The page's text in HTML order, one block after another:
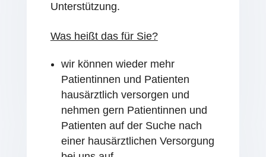
Unterstützung.
Was heißt das für Sie?
wir können wieder mehr
Patientinnen und Patienten
hausärztlich versorgen und
nehmen gern Patientinnen und
Patienten auf der Suche nach
einer hausärztlichen Versorgung